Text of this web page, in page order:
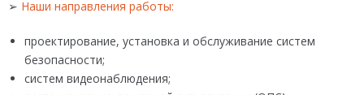
➢ Наши направления работы:
проектирование, установка и обслуживание систем
безопасности;
систем видеонаблюдения;